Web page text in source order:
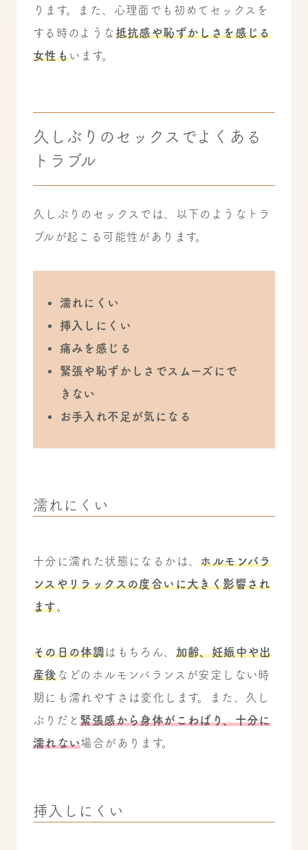
ります。また、心理面でも初めてセックスを
する時のような抵抗感や恥ずかしさを感じる
女性もいます。
久しぶりのセックスでよくある
トラブル
久しぶりのセックスでは、以下のようなトラ
ブルが起こる可能性があります。
濡れにくい
挿入しにくい
痛みを感じる
緊張や恥ずかしさでスムーズにで
きない
お手入れ不足が気になる
濡れにくい
十分に濡れた状態になるかは、ホルモンバラ
ンスやリラックスの度合いに大きく影響され
ます。
その日の体調はもちろん、 加齢、妊娠中や出
産後などのホルモンバランスが安定しない時
期にも濡れやすさは変化します。また、久し
ぶりだと緊張感から身体がこわばり、十分に
濡れない場合があります。
挿入しにくい